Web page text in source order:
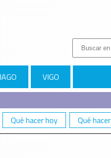
Buscar:
VIGO
Qué hacer hoy
Qué
PARA TODOS LOS